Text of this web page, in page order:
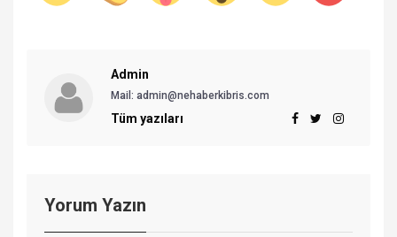
Admin
Mail: admin@nehaberkibris.com
Tüm yazıları
Yorum Yazın